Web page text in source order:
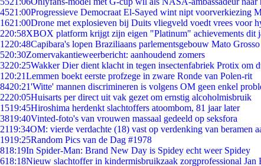
4521:00Progressieve Democraat El-Sayed wint nipt voorverkiezing
1621:00Drone met explosieven bij Duits vliegveld voedt vrees voor
220:58XBOX platform krijgt zijn eigen "Platinum" achievements dit
1220:48Capibara's lopen Braziliaans parlementsgebouw Mato
520:30Zomervakantieweerbericht: aanhoudend zomers
3220:25Wakker Dier dient klacht in tegen insectenfabriek Protix om
1 20:21Lemmen boekt eerste profzege in zware Ronde van Polen-rit
8420:21'Witte' mannen discrimineren is volgens OM geen enkel
2220:05Huisarts per direct uit vak gezet om ernstig alcoholmisbruik
1519:45Hiroshima herdenkt slachtoffers atoombom, 81 jaar later
3819:40Vinted-foto's van vrouwen massaal gedeeld op seksfora
2119:34OM: vierde verdachte (18) vast op verdenking van beramen
1919:25Random Pics van de Dag #1978
818:19In Spider-Man: Brand New Day is Spidey echt weer Spidey
618:18Nieuw slachtoffer in kindermisbruikzaak zorgprofessional Jan